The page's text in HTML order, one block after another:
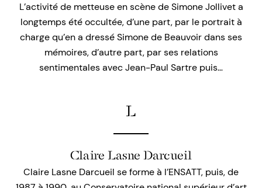
L’activité de metteuse en scène de Simone Jollivet a
longtemps été occultée, d’une part, par le portrait à
charge qu’en a dressé Simone de Beauvoir dans ses
mémoires, d’autre part, par ses relations
sentimentales avec Jean-Paul Sartre puis…
L
Claire Lasne Darcueil
Claire Lasne Darcueil se forme à l’ENSATT, puis, de